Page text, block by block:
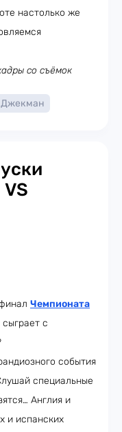
настолько же
со съёмок
Чемпионата
сыграет с
события
специальные
Англия и
и испанских